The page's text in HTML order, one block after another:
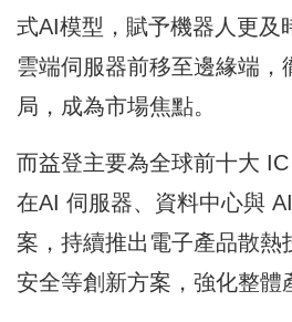
式AI模型，賦予機器人更及
雲端伺服器前移至邊緣端，
局，成為市場焦點。
而益登主要為全球前十大
在AI 伺服器、資料中心與
案，持續推出電子產品散熱
安全等創新方案，強化整體